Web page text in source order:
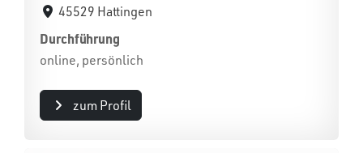
45529 Hattingen
Durchführung
online, persönlich
zum Profil